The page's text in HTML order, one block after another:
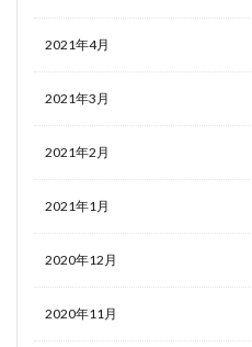
2021年4月
2021年3月
2021年2月
2021年1月
2020年12月
2020年11月